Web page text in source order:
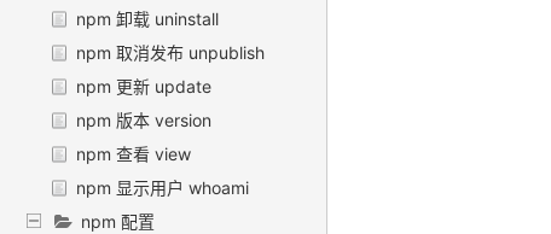
npm 卸载 uninstall
npm 取消发布 unpublish
npm 更新 update
npm 版本 version
npm 查看 view
npm 显示用户 whoami
npm 配置